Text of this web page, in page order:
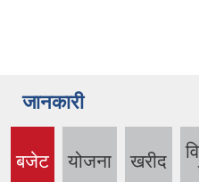
जानकारी
बजेट
(active
योजना खरीद